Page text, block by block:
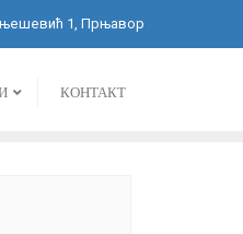
1, Прњавор
КОНТАКТ